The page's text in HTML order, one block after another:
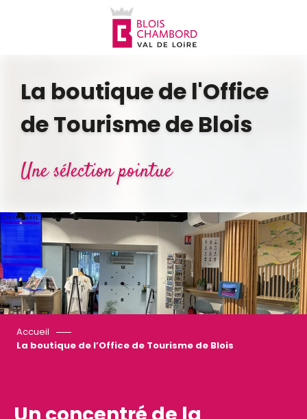
La boutique de l'Office
de Tourisme de Blois
Une sélection pointue
Accueil
La boutique de l’Office de Tourisme de Blois